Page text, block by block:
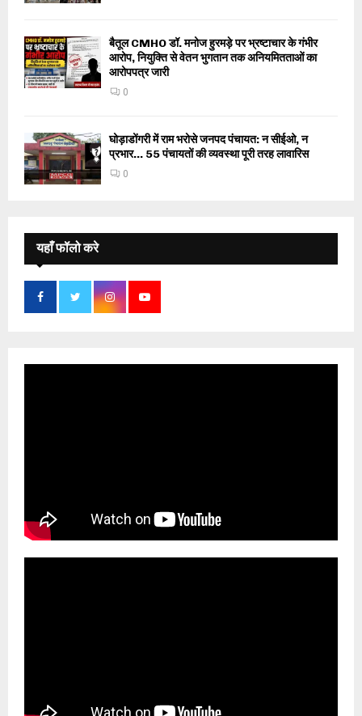
बैतूल CMHO डॉ. मनोज हुरमड़े पर भ्रष्टाचार के गंभीर
आरोप, नियुक्ति से वेतन भुगतान तक अनियमितताओं का
आरोपपत्र जारी
0
घोड़ाडोंगरी में राम भरोसे जनपद पंचायत: न सीईओ, न
प्रभार… 55 पंचायतों की व्यवस्था पूरी तरह लावारिस
0
यहाँ फॉलो करे